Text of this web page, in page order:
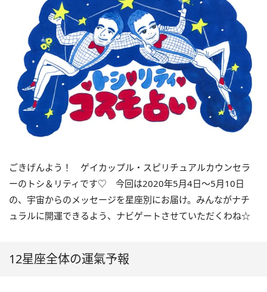
ごきげんよう！ ゲイカップル・スピリチュアルカウンセラ
ーのトシ＆リティです♡ 今回は2020年5月4日～5月10日
の、宇宙からのメッセージを星座別にお届け。みんながナチ
ュラルに開運できるよう、ナビゲートさせていただくわね☆
12星座全体の運氣予報